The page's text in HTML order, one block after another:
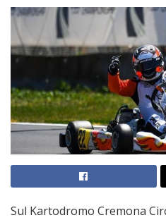
Sul Kartodromo Cremona